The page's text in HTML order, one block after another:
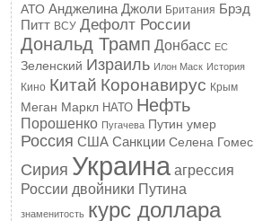
АТО Анджелина Джоли Британия Брэд
Питт ВСУ Дефолт России
Дональд Трамп Донбасс ЕС
Зеленский Израиль Илон Маск История
Кино Китай Коронавирус Крым
Меган Маркл НАТО Нефть
Порошенко Пугачева Путин умер
Россия США Санкции Селена Гомес
Сирия Украина агрессия
России двойники Путина
знаменитость курс доллара